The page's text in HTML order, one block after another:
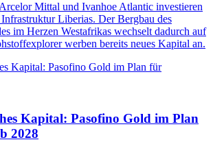
Mittal und Ivanhoe Atlantic investieren
Liberias. Der Bergbau des
im Herzen Westafrikas wechselt dadurch auf
werben bereits neues Kapital an.
Kapital: Pasofino Gold im Plan
2028